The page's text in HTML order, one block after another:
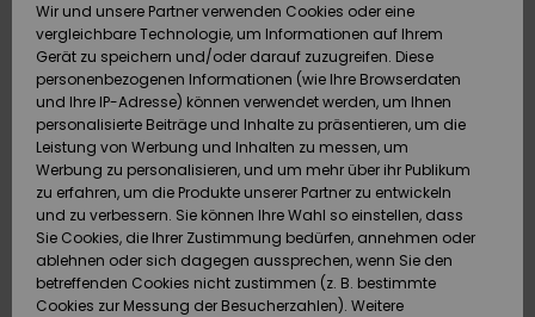
Schuhe&
Flip-Flops
Surf
Snow
Brandneu
Schuhe&
Flip-Flops
Surf
Snow
Brandneu
Highlights
Snow
SURF
Highlights
Community
SNOW
Snow Shop
Damen
Highlights
Community
DOPPELTER
RABATT
Outlet
Frauen
HILFE & KONTAKT
Retouren
Bezahlung
Geschenkkarte
Quiksilver
Freedom
Datenschutz
Wir und unsere Partner verwenden Cookies oder eine
vergleichbare Technologie, um Informationen auf Ihrem
Gerät zu speichern und/oder darauf zuzugreifen. Diese
personenbezogenen Informationen (wie Ihre Browserdaten
und Ihre IP-Adresse) können verwendet werden, um Ihnen
personalisierte Beiträge und Inhalte zu präsentieren, um die
Leistung von Werbung und Inhalten zu messen, um
Werbung zu personalisieren, und um mehr über ihr Publikum
zu erfahren, um die Produkte unserer Partner zu entwickeln
und zu verbessern. Sie können Ihre Wahl so einstellen, dass
Sie Cookies, die Ihrer Zustimmung bedürfen, annehmen oder
ablehnen oder sich dagegen aussprechen, wenn Sie den
betreffenden Cookies nicht zustimmen (z. B. bestimmte
Cookies zur Messung der Besucherzahlen). Weitere